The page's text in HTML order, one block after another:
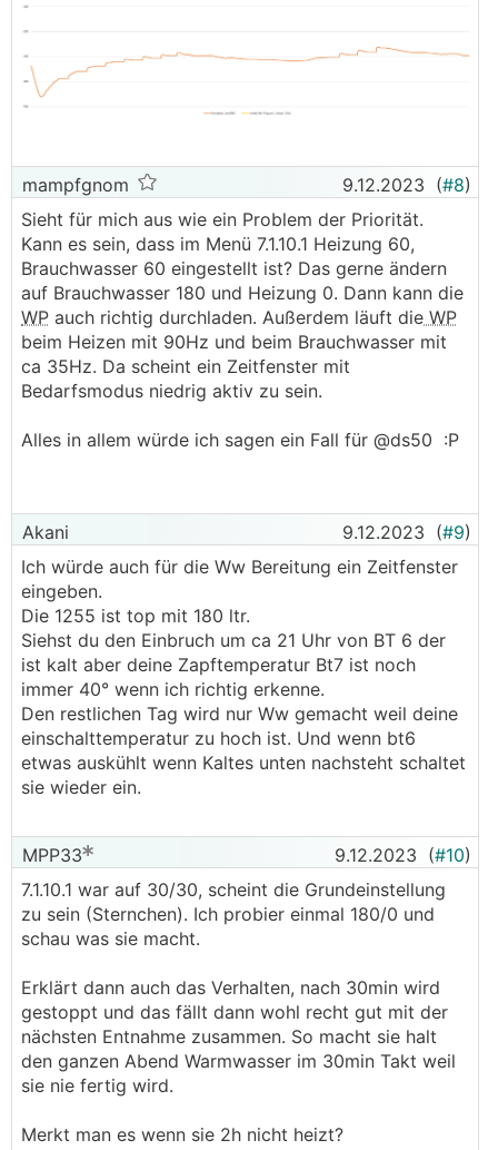
mampfgnom 9.12.2023 (#8)
Sieht für mich aus wie ein Problem der Priorität.
Kann es sein, dass im Menü 7.1.10.1 Heizung 60,
Brauchwasser 60 eingestellt ist? Das gerne ändern
auf Brauchwasser 180 und Heizung 0. Dann kann die
WP auch richtig durchladen. Außerdem läuft die WP
beim Heizen mit 90Hz und beim Brauchwasser mit
ca 35Hz. Da scheint ein Zeitfenster mit
Bedarfsmodus niedrig aktiv zu sein.
Alles in allem würde ich sagen ein Fall für @ds50 :P
Akani 9.12.2023 (#9)
Ich würde auch für die Ww Bereitung ein Zeitfenster
eingeben.
Die 1255 ist top mit 180 ltr.
Siehst du den Einbruch um ca 21 Uhr von BT 6 der
ist kalt aber deine Zapftemperatur Bt7 ist noch
immer 40° wenn ich richtig erkenne.
Den restlichen Tag wird nur Ww gemacht weil deine
einschalttemperatur zu hoch ist. Und wenn bt6
etwas auskühlt wenn Kaltes unten nachsteht schaltet
sie wieder ein.
MPP33 9.12.2023 (#10)
7.1.10.1 war auf 30/30, scheint die Grundeinstellung
zu sein (Sternchen). Ich probier einmal 180/0 und
schau was sie macht.
Erklärt dann auch das Verhalten, nach 30min wird
gestoppt und das fällt dann wohl recht gut mit der
nächsten Entnahme zusammen. So macht sie halt
den ganzen Abend Warmwasser im 30min Takt weil
sie nie fertig wird.
Merkt man es wenn sie 2h nicht heizt?